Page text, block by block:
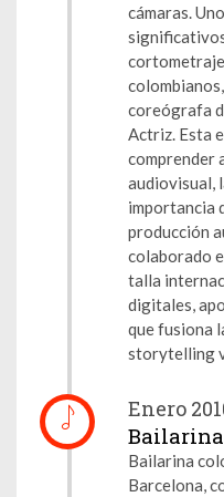
cámaras.
coreógrafa
Actriz. Esta
comprender
audiovisual,
importancia
producción
colaborado
talla
digitales,
que fusiona
storytelling
Enero
Bailarina
Bailarina
Barcelona,